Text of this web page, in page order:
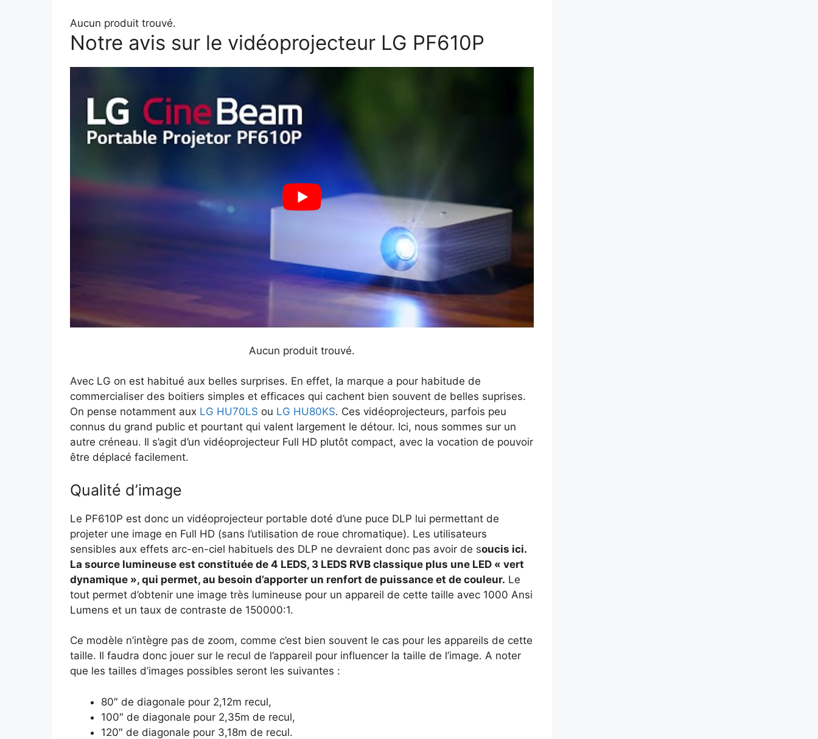
Aucun produit trouvé.
Notre avis sur le vidéoprojecteur LG PF610P
Aucun produit trouvé.
Avec LG on est habitué aux belles surprises. En effet, la marque a pour habitude de
commercialiser des boitiers simples et efficaces qui cachent bien souvent de belles suprises.
On pense notamment aux LG HU70LS ou LG HU80KS. Ces vidéoprojecteurs, parfois peu
connus du grand public et pourtant qui valent largement le détour. Ici, nous sommes sur un
autre créneau. Il s’agit d’un vidéoprojecteur Full HD plutôt compact, avec la vocation de pouvoir
être déplacé facilement.
Qualité d’image
Le PF610P est donc un vidéoprojecteur portable doté d’une puce DLP lui permettant de
projeter une image en Full HD (sans l’utilisation de roue chromatique). Les utilisateurs
sensibles aux effets arc-en-ciel habituels des DLP ne devraient donc pas avoir de soucis ici.
La source lumineuse est constituée de 4 LEDS, 3 LEDS RVB classique plus une LED « vert
dynamique », qui permet, au besoin d’apporter un renfort de puissance et de couleur. Le
tout permet d’obtenir une image très lumineuse pour un appareil de cette taille avec 1000 Ansi
Lumens et un taux de contraste de 150000:1.
Ce modèle n’intègre pas de zoom, comme c’est bien souvent le cas pour les appareils de cette
taille. Il faudra donc jouer sur le recul de l’appareil pour influencer la taille de l’image. A noter
que les tailles d’images possibles seront les suivantes :
80″ de diagonale pour 2,12m recul,
100″ de diagonale pour 2,35m de recul,
120″ de diagonale pour 3,18m de recul.